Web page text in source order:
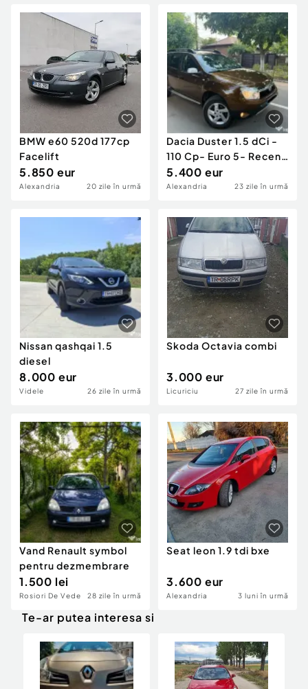
BMW e60 520d 177cp
Facelift
5.850 eur
Alexandria 20 zile în urmă
Dacia Duster 1.5 dCi -
110 Cp- Euro 5- Recent
adus
5.400 eur
Alexandria 23 zile în urmă
Nissan qashqai 1.5
diesel
8.000 eur
Videle 26 zile în urmă
Skoda Octavia combi
3.000 eur
Licuriciu 27 zile în urmă
Vand Renault symbol
pentru dezmembrare
1.500 lei
Rosiori De Vede 28 zile în urmă
Seat leon 1.9 tdi bxe
3.600 eur
Alexandria 3 luni în urmă
Te-ar putea interesa si